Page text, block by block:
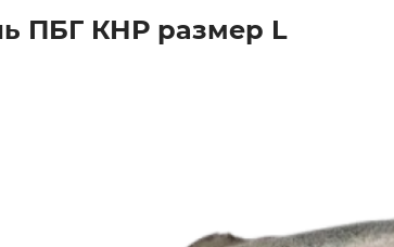
Овощи свежие
ПБГ КНР размер L